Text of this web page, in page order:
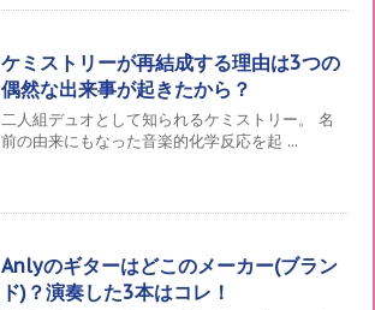
ケミストリーが再結成する理由は3つの
偶然な出来事が起きたから？
二人組デュオとして知られるケミストリー。 名
前の由来にもなった音楽的化学反応を起 ...
Anlyのギターはどこのメーカー(ブラン
ド)？演奏した3本はコレ！